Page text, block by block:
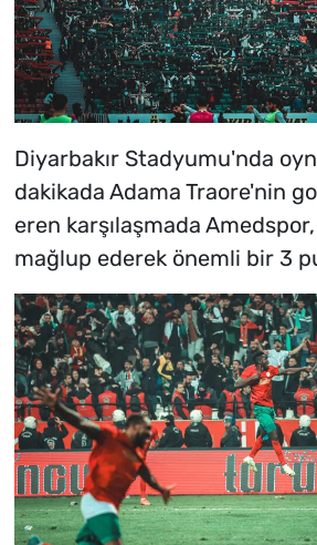
Diyarbakır Stadyumu'nda
dakikada Adama Traore'nin
eren karşılaşmada
mağlup ederek önemli bir 3